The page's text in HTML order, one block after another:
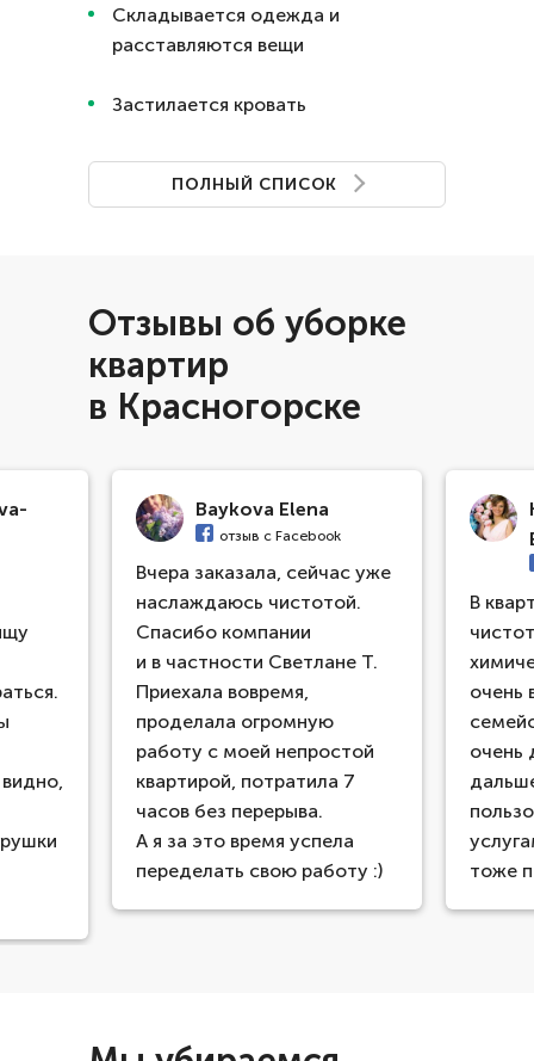
Складывается одежда и
расставляются вещи
Застилается кровать
ПОЛНЫЙ СПИСОК
Отзывы об уборке
квартир
в Красногорске
Baykova Elena
отзыв с Facebook
Вчера заказала, сейчас уже
наслаждаюсь чистотой.
Спасибо компании
и в частности Светлане Т.
Приехала вовремя,
проделала огромную
работу с моей непростой
квартирой, потратила 7
часов без перерыва.
А я за это время успела
переделать свою работу :)
В
очень
очень
тоже